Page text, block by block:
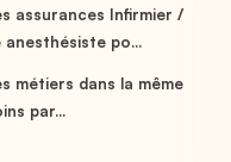
assurances Infirmier /
anesthésiste po...
métiers dans la même
par...